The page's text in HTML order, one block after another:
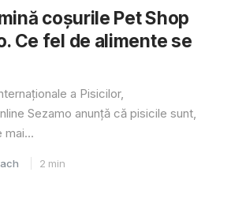
coșurile Pet Shop
Ce fel de alimente se
a Pisicilor,
Sezamo anunță că pisicile sunt,
mai...
2 min